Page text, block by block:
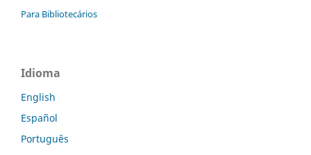
Para Bibliotecários
Idioma
English
Español
Português